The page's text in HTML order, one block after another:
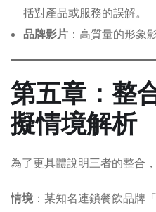
括對產品或服務的誤解。
品牌影片 ：高質量的形象
第五章：
擬情境解析
為了更具體說明三者的整合
情境：某知名連鎖餐飲品牌